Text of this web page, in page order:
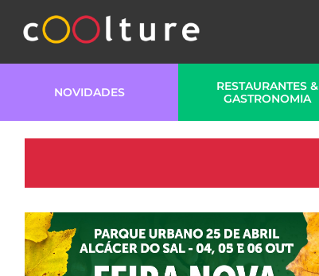
NOVIDADES
RESTAURANTES &
GASTRONOMIA